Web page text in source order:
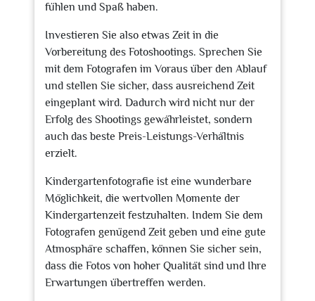
fühlen und Spaß haben.
Investieren Sie also etwas Zeit in die
Vorbereitung des Fotoshootings. Sprechen Sie
mit dem Fotografen im Voraus über den Ablauf
und stellen Sie sicher, dass ausreichend Zeit
eingeplant wird. Dadurch wird nicht nur der
Erfolg des Shootings gewährleistet, sondern
auch das beste Preis-Leistungs-Verhältnis
erzielt.
Kindergartenfotografie ist eine wunderbare
Möglichkeit, die wertvollen Momente der
Kindergartenzeit festzuhalten. Indem Sie dem
Fotografen genügend Zeit geben und eine gute
Atmosphäre schaffen, können Sie sicher sein,
dass die Fotos von hoher Qualität sind und Ihre
Erwartungen übertreffen werden.